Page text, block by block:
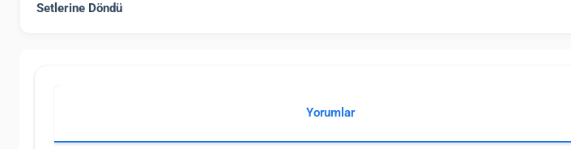
Setlerine Döndü
Yorumlar